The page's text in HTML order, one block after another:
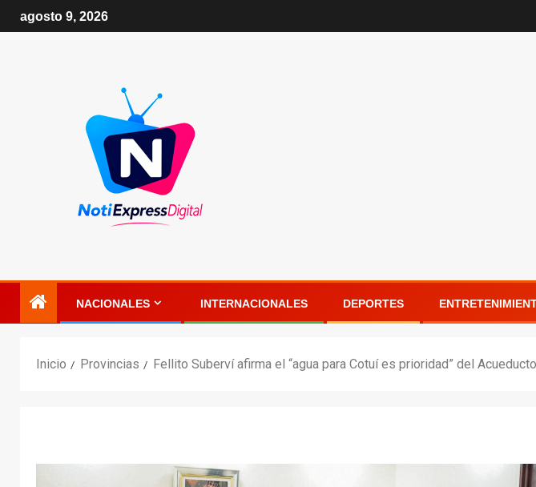
agosto 9, 2026
NACIONALES INTERNACIONALES DEPORTES
Inicio Provincias Fellito Suberví afirma el “agua para Cotuí es prioridad” del